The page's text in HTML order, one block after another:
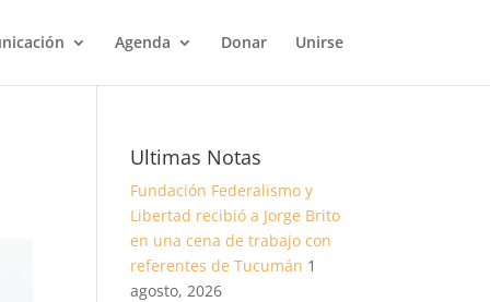
Agenda Donar Unirse
Ultimas Notas
Fundación Federalismo y
Libertad recibió a Jorge Brito
en una cena de trabajo con
referentes de Tucumán 1
agosto, 2026